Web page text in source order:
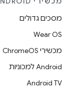
מסכים גדולים
Wear OS
מכשירי ChromeOS
Android למכוניות
Android TV